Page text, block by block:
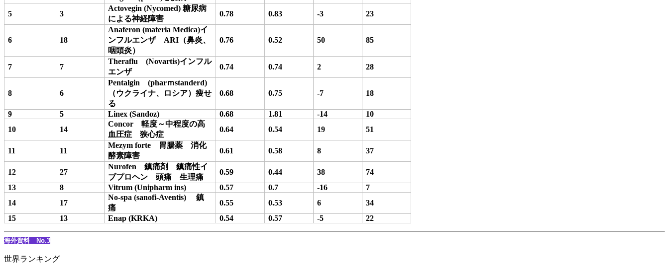
5
3
Actovegin (Nycomed)糖尿病
による神経障害
0.78 0.83 -3 23
6 18
Anaferon (materia Medica)イ
ンフルエンザ ARI （鼻炎、
咽頭炎）
0.76 0.52 50 85
7 7
Theraflu (Novartis)インフル
エンザ
0.74 0.74 2 28
8 6
Pentalgin (pharｍstanderd)
（ウクライナ、ロシア）痩せ
る
0.68 0.75 -7 18
9 5 Linex (Sandoz) 0.68 1.81 -14
10
10
14
Concor 軽度～中程度の高
血圧症 狭心症
0.64 0.54 19 51
11 11
Mezym forte 胃腸薬 消化
酵素障害
0.61 0.58 8 37
12 27
Nurofen 鎮痛剤 鎮痛性イ
ブプロヘン 頭痛 生理痛
0.59 0.44 38
74
13
8 Vitrum (Unipharm ins) 0.57 0.7 -16
7
14
17
No-spa (sanofi-Aventis)
鎮
痛
0.55 0.53 6
34
15
13 Enap (KRKA) 0.54 0.57 -5 22
海外資料 No.3
世界ランキング